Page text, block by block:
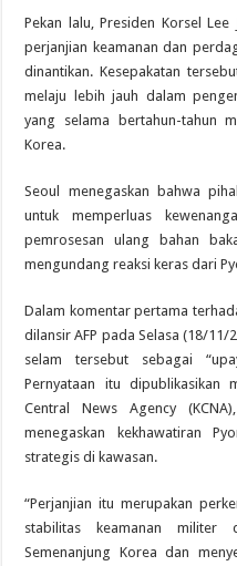
Pekan lalu, Presiden Korsel
perjanjian keamanan dan
dinantikan. Kesepakatan
melaju lebih jauh dalam
yang selama bertahun-tahun
Korea.
Seoul menegaskan bahwa
untuk memperluas
pemrosesan ulang bahan
mengundang reaksi keras dari
Dalam komentar pertama
dilansir AFP pada Selasa (18/
selam tersebut sebagai
Pernyataan itu dipublikasikan
Central News Agency
menegaskan kekhawatiran
strategis di kawasan.
“Perjanjian itu merupakan
stabilitas keamanan
Semenanjung Korea dan